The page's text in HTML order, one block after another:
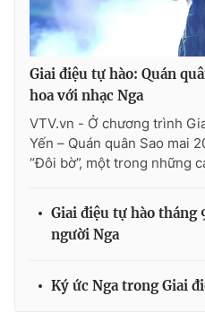
THỜI BÁO VTV
Theo dõi báo trên
Cơ quan chủ quản:
Đài Truyền
Giấy phép hoạt động báo in và
cấp ngày 29/12/2023
Giai điệu tự hào: Quán
hoa với nhạc Nga
VTV.vn - Ở chương trình
Yến – Quán quân Sao mai
“Đôi bờ”, một trong những
Giai điệu tự hào tháng
người Nga
Ký ức Nga trong Giai